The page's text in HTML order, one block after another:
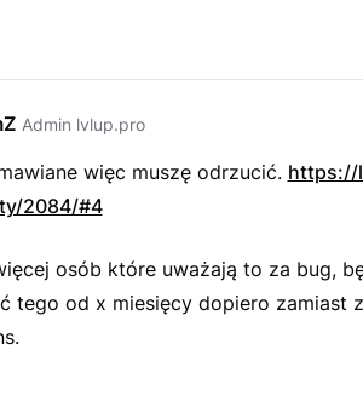
Admin lvlup.pro
więc muszę odrzucić. https://
2084/#4
osób które uważają to za bug,
tego od x miesięcy dopiero zamiast